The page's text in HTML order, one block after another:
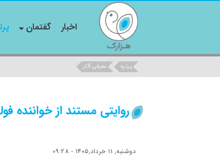
اخبار گفتمان
پرتره معرفی آثار
روایتی مستند از خواننده
دوشنبه, 11 خرداد,1405 - 09:28